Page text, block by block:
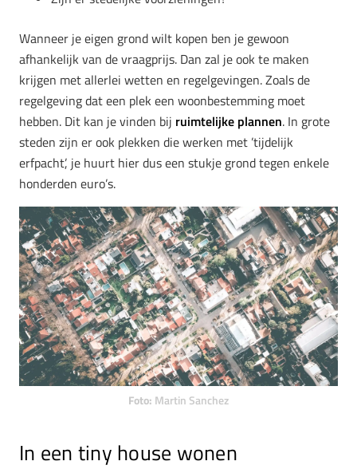
Wanneer je eigen grond wilt kopen ben je gewoon
afhankelijk van de vraagprijs. Dan zal je ook te maken
krijgen met allerlei wetten en regelgevingen. Zoals de
regelgeving dat een plek een woonbestemming moet
hebben. Dit kan je vinden bij ruimtelijke plannen. In grote
steden zijn er ook plekken die werken met ’tijdelijk
erfpacht’, je huurt hier dus een stukje grond tegen enkele
honderden euro’s.
Foto: Martin Sanchez
In een tiny house wonen